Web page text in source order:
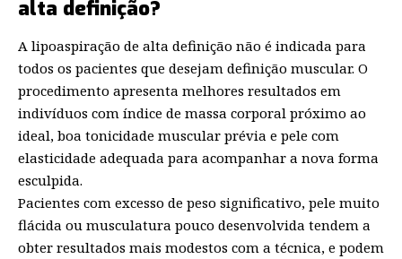
alta definição?
A lipoaspiração de alta definição não é indicada para
todos os pacientes que desejam definição muscular. O
procedimento apresenta melhores resultados em
indivíduos com índice de massa corporal próximo ao
ideal, boa tonicidade muscular prévia e pele com
elasticidade adequada para acompanhar a nova forma
esculpida.
Pacientes com excesso de peso significativo, pele muito
flácida ou musculatura pouco desenvolvida tendem a
obter resultados mais modestos com a técnica, e podem